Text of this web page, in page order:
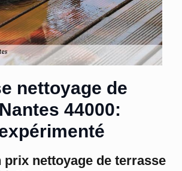
nettoyage de
44000:
prix nettoyage de terrasse